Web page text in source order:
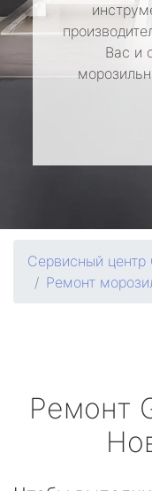
Вас и
Сервисный центр
Ремонт
Ремонт